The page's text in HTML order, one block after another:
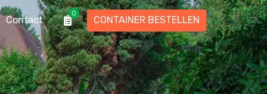
Contact
0
CONTAINER BESTELLEN